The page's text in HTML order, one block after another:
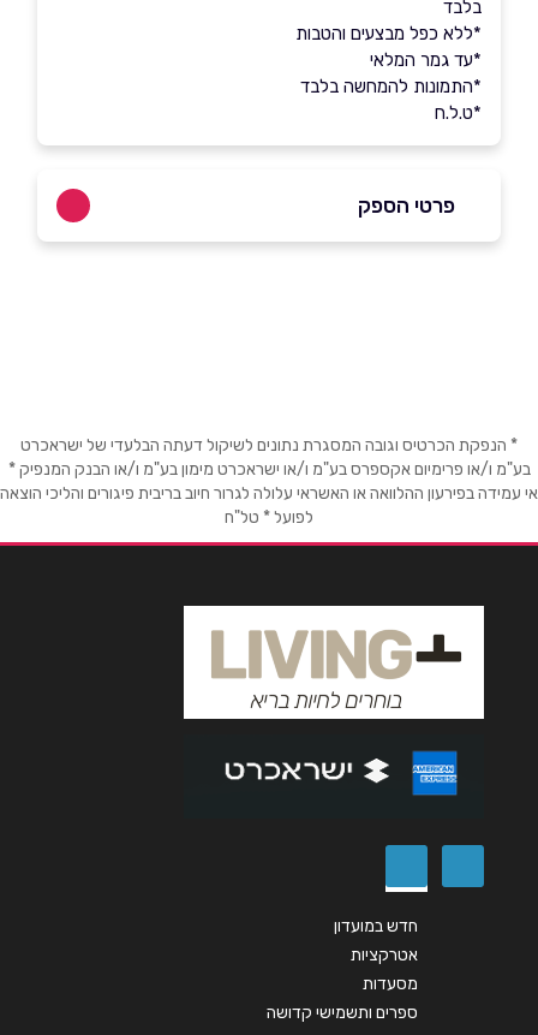
בלבד
*ללא כפל מבצעים והטבות
*עד גמר המלאי
*התמונות להמחשה בלבד
*ט.ל.ח
פרטי הספק
שם מלא*
אימייל
אנא חזרו אלי בקשר ל...
הודעה
* הנפקת הכרטיס וגובה המסגרת נתונים לשיקול דעתה הבלעדי של ישראכרט
בע"מ ו/או פרימיום אקספרס בע"מ ו/או ישראכרט מימון בע"מ ו/או הבנק המנפיק *
אי עמידה בפירעון ההלוואה או האשראי עלולה לגרור חיוב בריבית פיגורים והליכי הוצאה
לפועל * טל"ח
חדש במועדון
אטרקציות
מסעדות
ספרים ותשמישי קדושה